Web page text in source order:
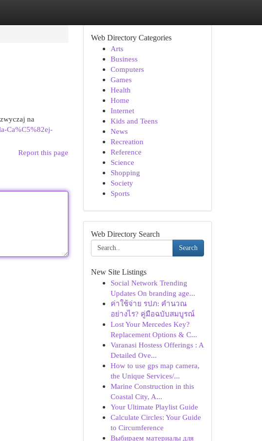
na
Ca%C5%82ej-
Report this page
Web Directory Categories
Arts
Business
Computers
Games
Health
Home
Internet
Kids and Teens
News
Recreation
Reference
Science
Shopping
Society
Sports
Web Directory Search
Search
New Site Listings
Social Network Trending
Updates On branding age...
ค่าใช้จ่าย รปภ: คำนวณ
อย่างไร? คู่มือฉบับสมบูรณ์
Lost Your Mercedes Key?
Replacement Options & C...
Varanasi Hostess Offerings : A
Detailed Ove...
How to use gps map camera,
the Unique Services/...
Marine Construction in this
Coastal City, A...
Your Ultimate Playlist Guide
Calculate Circles: Your Guide
to Circumference
Выбираем материалы для